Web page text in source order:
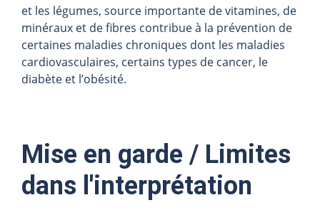
et les légumes, source importante de vitamines, de
minéraux et de fibres contribue à la prévention de
certaines maladies chroniques dont les maladies
cardiovasculaires, certains types de cancer, le
diabète et l’obésité.
Mise en garde / Limites
dans l'interprétation